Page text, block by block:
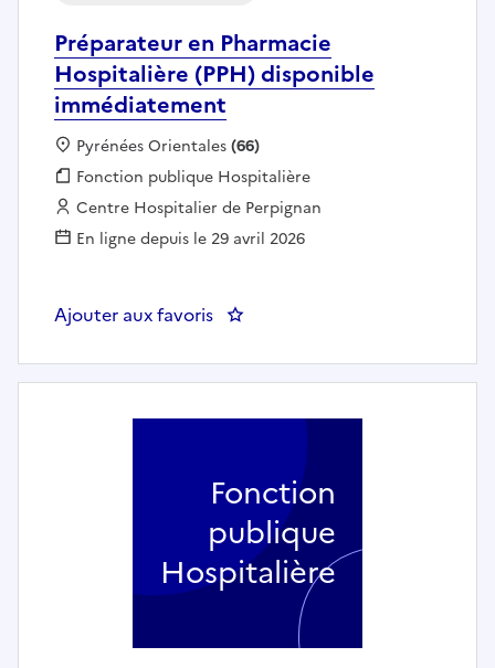
Préparateur en Pharmacie
Hospitalière (PPH) disponible
immédiatement
Localisation :
Pyrénées Orientales(66)
Fonction publique :
Fonction publique Hospitalière
Employeur :
Centre Hospitalier de Perpignan
En ligne depuis le 29 avril 2026
Ajouter aux favoris : Préparateur en Pharmacie
Fonction
publique
Hospitalière